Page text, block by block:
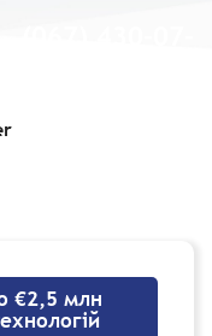
до €2,5 млн на
€2,5 млн